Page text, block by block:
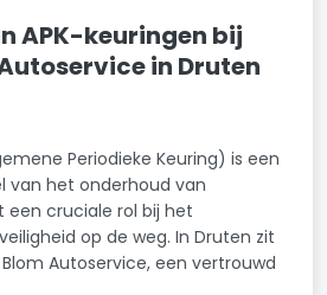
APK-keuringen bij
in Druten
Periodieke Keuring) is een
van het onderhoud van
een cruciale rol bij het
op de weg. In Druten zit
Autoservice, een vertrouwd